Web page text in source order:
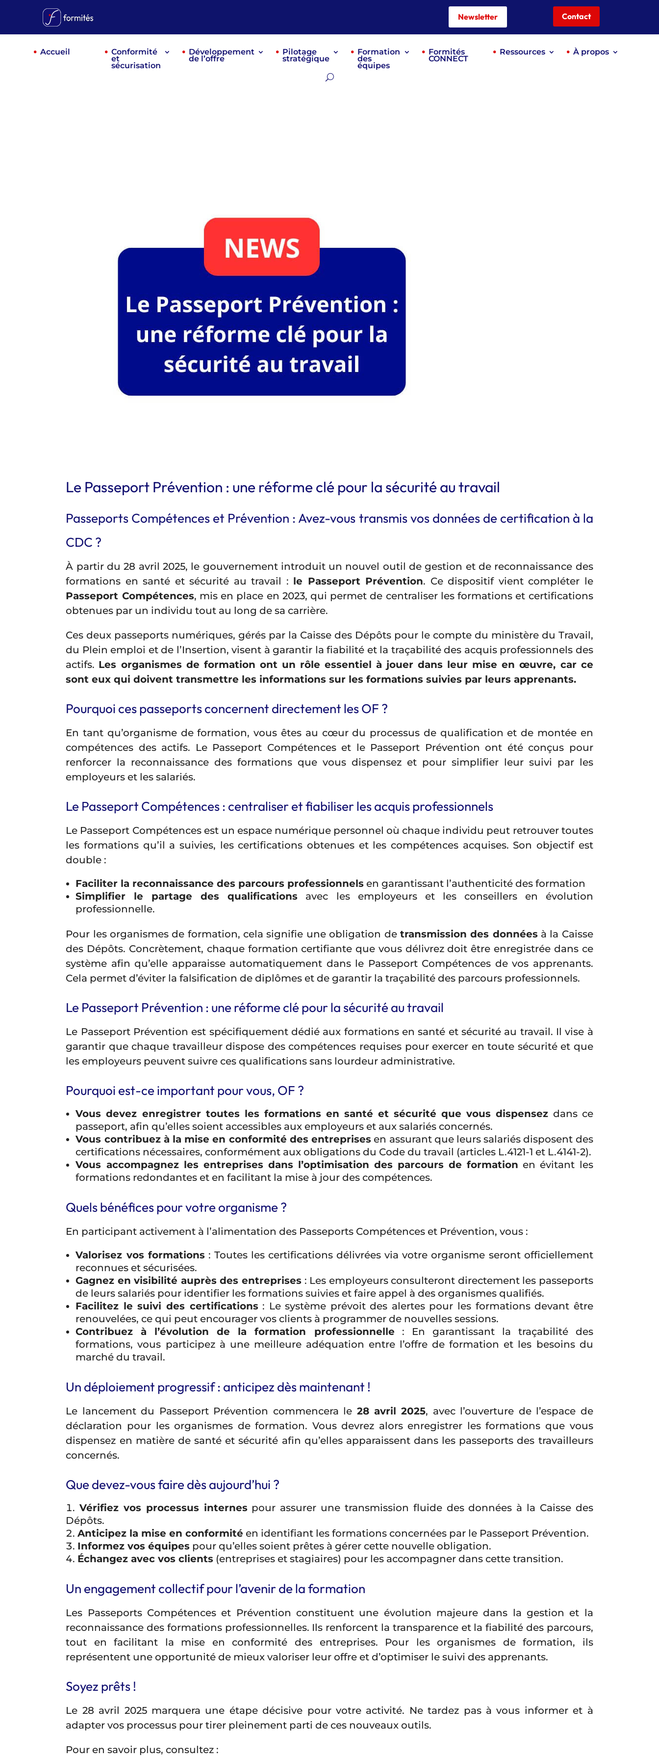
Newsletter Contact
Accueil Conformité
et
sécurisation
Développement
de l’offre
Pilotage
stratégique
Formation
des
équipes
Formités
CONNECT
Ressources À propos
Le Passeport Prévention : une réforme clé pour la sécurité au travail
Passeports Compétences et Prévention : Avez-vous transmis vos données de certification à la
CDC ?
À partir du 28 avril 2025, le gouvernement introduit un nouvel outil de gestion et de reconnaissance des
formations en santé et sécurité au travail : le Passeport Prévention. Ce dispositif vient compléter le
Passeport Compétences, mis en place en 2023, qui permet de centraliser les formations et certifications
obtenues par un individu tout au long de sa carrière.
Ces deux passeports numériques, gérés par la Caisse des Dépôts pour le compte du ministère du Travail,
du Plein emploi et de l’Insertion, visent à garantir la fiabilité et la traçabilité des acquis professionnels des
actifs. Les organismes de formation ont un rôle essentiel à jouer dans leur mise en œuvre, car ce
sont eux qui doivent transmettre les informations sur les formations suivies par leurs apprenants.
Pourquoi ces passeports concernent directement les OF ?
En tant qu’organisme de formation, vous êtes au cœur du processus de qualification et de montée en
compétences des actifs. Le Passeport Compétences et le Passeport Prévention ont été conçus pour
renforcer la reconnaissance des formations que vous dispensez et pour simplifier leur suivi par les
employeurs et les salariés.
Le Passeport Compétences : centraliser et fiabiliser les acquis professionnels
Le Passeport Compétences est un espace numérique personnel où chaque individu peut retrouver toutes
les formations qu’il a suivies, les certifications obtenues et les compétences acquises. Son objectif est
double :
Faciliter la reconnaissance des parcours professionnels en garantissant l’authenticité des formation
Simplifier le partage des qualifications avec les employeurs et les conseillers en évolution
professionnelle.
Pour les organismes de formation, cela signifie une obligation de transmission des données à la Caisse
des Dépôts. Concrètement, chaque formation certifiante que vous délivrez doit être enregistrée dans ce
système afin qu’elle apparaisse automatiquement dans le Passeport Compétences de vos apprenants.
Cela permet d’éviter la falsification de diplômes et de garantir la traçabilité des parcours professionnels.
Le Passeport Prévention : une réforme clé pour la sécurité au travail
Le Passeport Prévention est spécifiquement dédié aux formations en santé et sécurité au travail. Il vise à
garantir que chaque travailleur dispose des compétences requises pour exercer en toute sécurité et que
les employeurs peuvent suivre ces qualifications sans lourdeur administrative.
Pourquoi est-ce important pour vous, OF ?
Vous devez enregistrer toutes les formations en santé et sécurité que vous dispensez dans ce
passeport, afin qu’elles soient accessibles aux employeurs et aux salariés concernés.
Vous contribuez à la mise en conformité des entreprises en assurant que leurs salariés disposent des
certifications nécessaires, conformément aux obligations du Code du travail (articles L.4121-1 et L.4141-2).
Vous accompagnez les entreprises dans l’optimisation des parcours de formation en évitant les
formations redondantes et en facilitant la mise à jour des compétences.
Quels bénéfices pour votre organisme ?
En participant activement à l’alimentation des Passeports Compétences et Prévention, vous :
Valorisez vos formations : Toutes les certifications délivrées via votre organisme seront officiellement
reconnues et sécurisées.
Gagnez en visibilité auprès des entreprises : Les employeurs consulteront directement les passeports
de leurs salariés pour identifier les formations suivies et faire appel à des organismes qualifiés.
Facilitez le suivi des certifications : Le système prévoit des alertes pour les formations devant être
renouvelées, ce qui peut encourager vos clients à programmer de nouvelles sessions.
Contribuez à l’évolution de la formation professionnelle : En garantissant la traçabilité des
formations, vous participez à une meilleure adéquation entre l’offre de formation et les besoins du
marché du travail.
Un déploiement progressif : anticipez dès maintenant !
Le lancement du Passeport Prévention commencera le 28 avril 2025, avec l’ouverture de l’espace de
déclaration pour les organismes de formation. Vous devrez alors enregistrer les formations que vous
dispensez en matière de santé et sécurité afin qu’elles apparaissent dans les passeports des travailleurs
concernés.
Que devez-vous faire dès aujourd’hui ?
Vérifiez vos processus internes pour assurer une transmission fluide des données à la Caisse des
Dépôts.
Anticipez la mise en conformité en identifiant les formations concernées par le Passeport Prévention.
Informez vos équipes pour qu’elles soient prêtes à gérer cette nouvelle obligation.
Échangez avec vos clients (entreprises et stagiaires) pour les accompagner dans cette transition.
Un engagement collectif pour l’avenir de la formation
Les Passeports Compétences et Prévention constituent une évolution majeure dans la gestion et la
reconnaissance des formations professionnelles. Ils renforcent la transparence et la fiabilité des parcours,
tout en facilitant la mise en conformité des entreprises. Pour les organismes de formation, ils
représentent une opportunité de mieux valoriser leur offre et d’optimiser le suivi des apprenants.
Soyez prêts !
Le 28 avril 2025 marquera une étape décisive pour votre activité. Ne tardez pas à vous informer et à
adapter vos processus pour tirer pleinement parti de ces nouveaux outils.
Pour en savoir plus, consultez :